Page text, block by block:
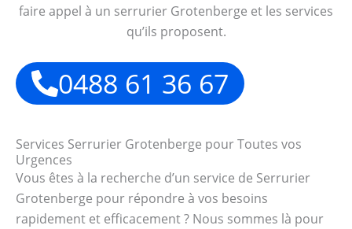
faire appel à un serrurier Grotenberge et les services
qu’ils proposent.
0488 61 36 67
Services Serrurier Grotenberge pour Toutes vos
Urgences
Vous êtes à la recherche d’un service de Serrurier
Grotenberge pour répondre à vos besoins
rapidement et efficacement ? Nous sommes là pour